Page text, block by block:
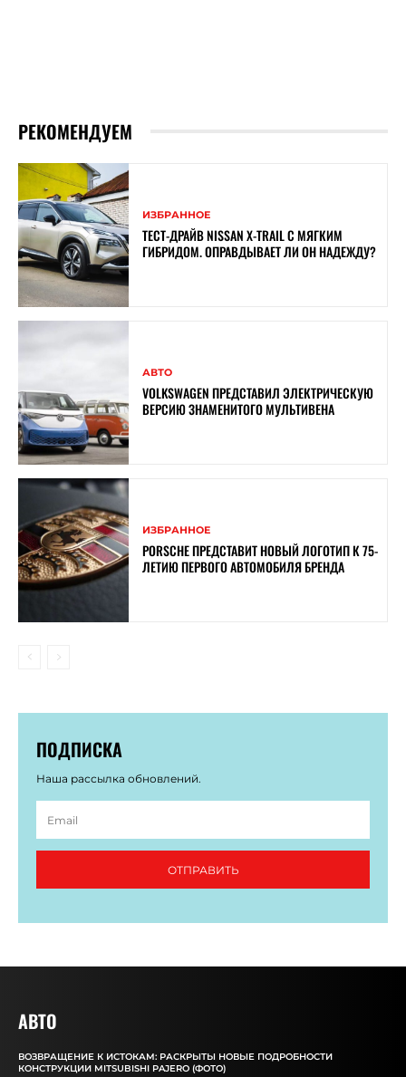
РЕКОМЕНДУЕМ
ИЗБРАННОЕ
ТЕСТ-ДРАЙВ NISSAN X-TRAIL С МЯГКИМ
ГИБРИДОМ. ОПРАВДЫВАЕТ ЛИ ОН НАДЕЖДУ?
АВТО
VOLKSWAGEN ПРЕДСТАВИЛ ЭЛЕКТРИЧЕСКУЮ
ВЕРСИЮ ЗНАМЕНИТОГО МУЛЬТИВЕНА
ИЗБРАННОЕ
PORSCHE ПРЕДСТАВИТ НОВЫЙ ЛОГОТИП К 75-
ЛЕТИЮ ПЕРВОГО АВТОМОБИЛЯ БРЕНДА
ПОДПИСКА
Наша рассылка обновлений.
ОТПРАВИТЬ
АВТО
ВОЗВРАЩЕНИЕ К ИСТОКАМ: РАСКРЫТЫ НОВЫЕ ПОДРОБНОСТИ
КОНСТРУКЦИИ MITSUBISHI PAJERO (ФОТО)